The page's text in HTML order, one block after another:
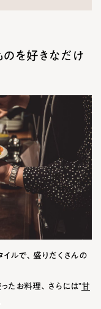
のを好きなだけ
ルで、盛りだくさんの
たお料理、さらには”甘